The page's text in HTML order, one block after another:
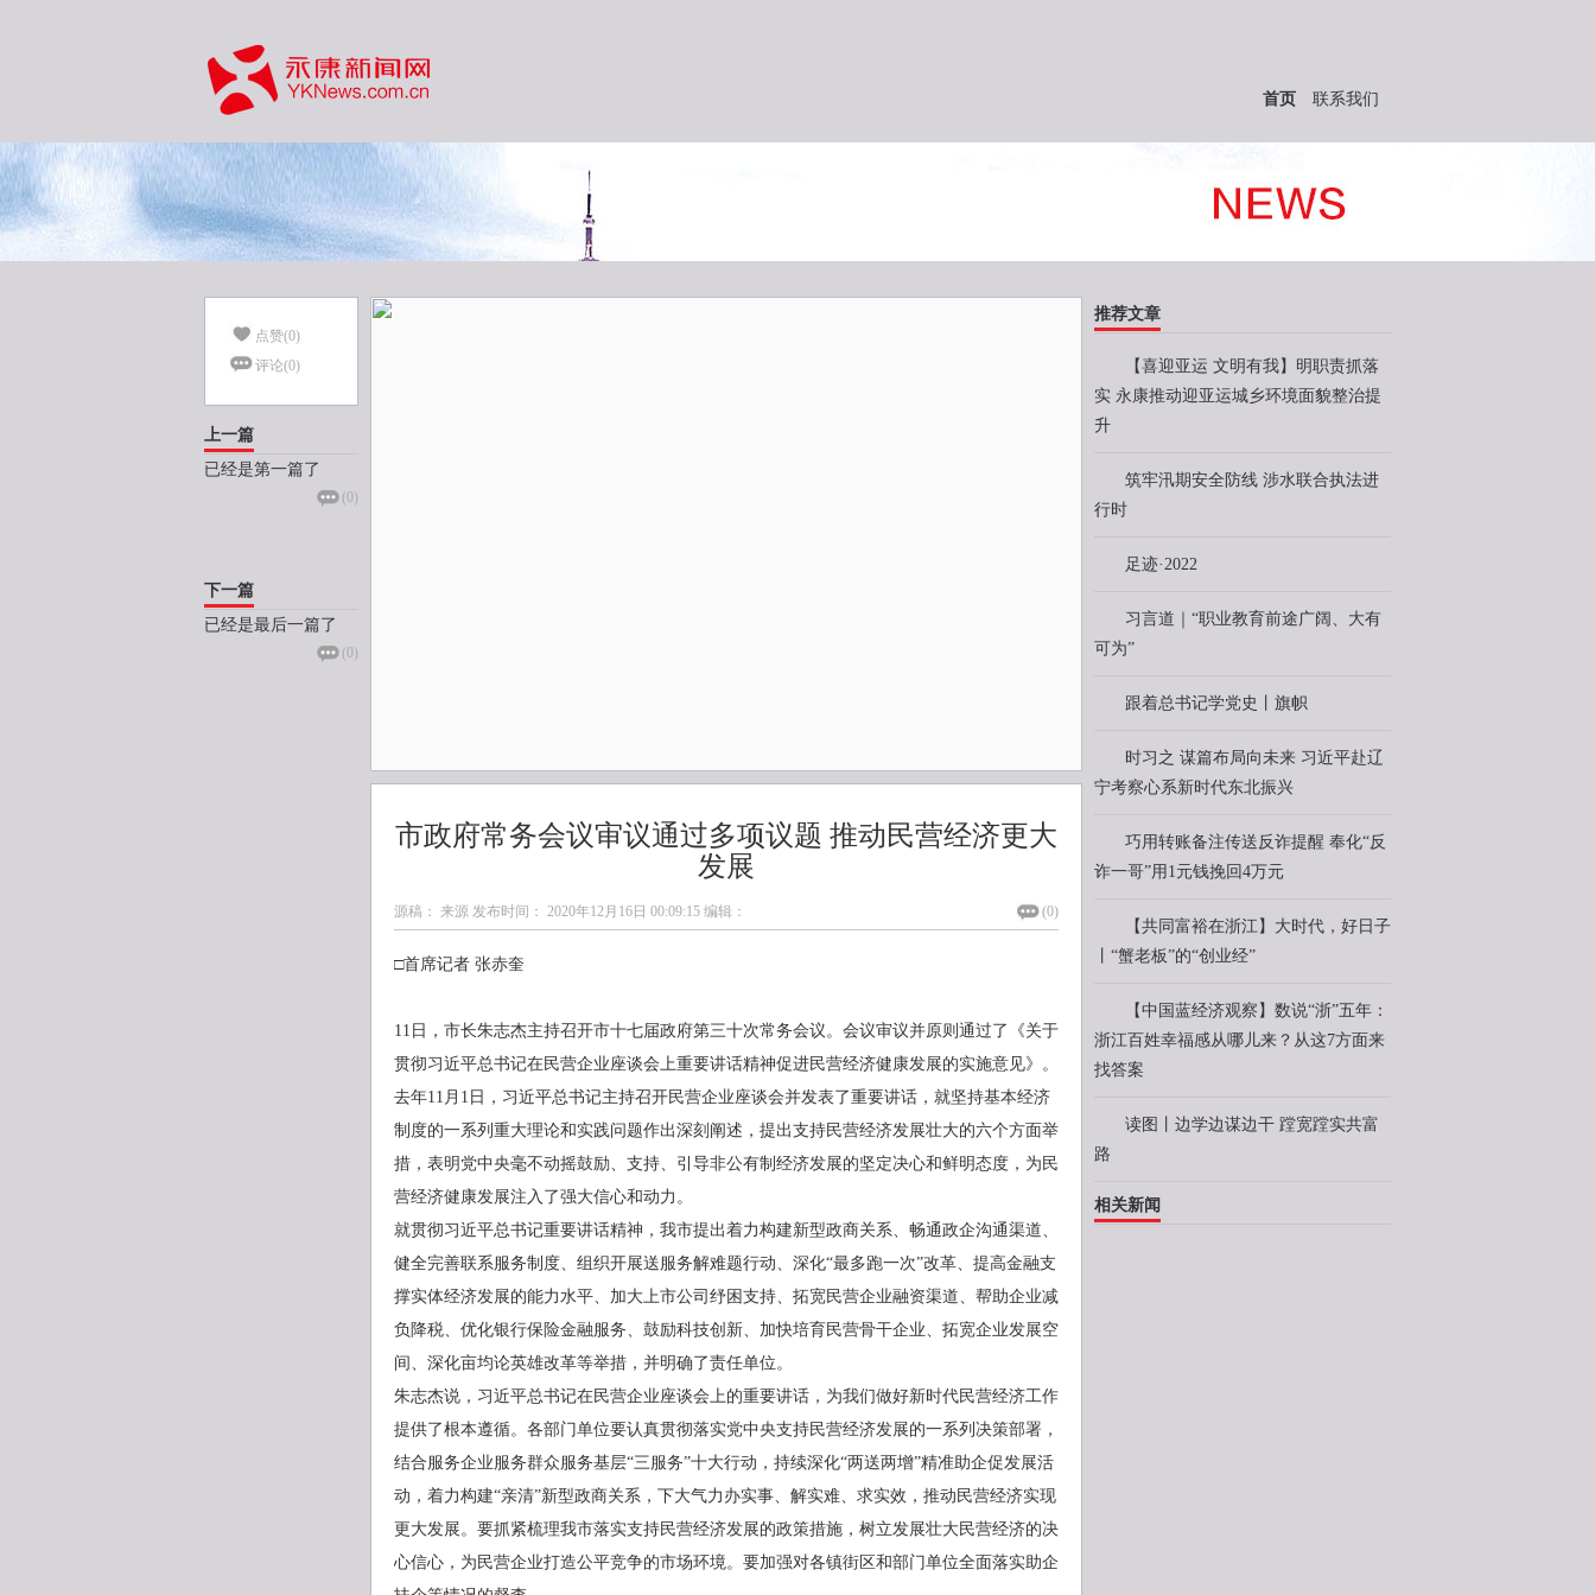
首页 联系我们
点赞(0)
评论(0)
上一篇
已经是第一篇了
(0)
下一篇
已经是最后一篇了
(0)
市政府常务会议审议通过多项议题 ​推动民营经济更大
发展
源稿： 来源 发布时间： 2020年12月16日 00:09:15 编辑： (0)
□首席记者 张赤奎
11日，市长朱志杰主持召开市十七届政府第三十次常务会议。会议审议并原则通过了《关于
贯彻习近平总书记在民营企业座谈会上重要讲话精神促进民营经济健康发展的实施意见》。
去年11月1日，习近平总书记主持召开民营企业座谈会并发表了重要讲话，就坚持基本经济
制度的一系列重大理论和实践问题作出深刻阐述，提出支持民营经济发展壮大的六个方面举
措，表明党中央毫不动摇鼓励、支持、引导非公有制经济发展的坚定决心和鲜明态度，为民
营经济健康发展注入了强大信心和动力。
就贯彻习近平总书记重要讲话精神，我市提出着力构建新型政商关系、畅通政企沟通渠道、
健全完善联系服务制度、组织开展送服务解难题行动、深化“最多跑一次”改革、提高金融支
撑实体经济发展的能力水平、加大上市公司纾困支持、拓宽民营企业融资渠道、帮助企业减
负降税、优化银行保险金融服务、鼓励科技创新、加快培育民营骨干企业、拓宽企业发展空
间、深化亩均论英雄改革等举措，并明确了责任单位。
朱志杰说，习近平总书记在民营企业座谈会上的重要讲话，为我们做好新时代民营经济工作
提供了根本遵循。各部门单位要认真贯彻落实党中央支持民营经济发展的一系列决策部署，
结合服务企业服务群众服务基层“三服务”十大行动，持续深化“两送两增”精准助企促发展活
动，着力构建“亲清”新型政商关系，下大气力办实事、解实难、求实效，推动民营经济实现
更大发展。要抓紧梳理我市落实支持民营经济发展的政策措施，树立发展壮大民营经济的决
心信心，为民营企业打造公平竞争的市场环境。要加强对各镇街区和部门单位全面落实助企
推荐文章
【喜迎亚运 文明有我】明职责抓落
实 永康推动迎亚运城乡环境面貌整治提
升
筑牢汛期安全防线 涉水联合执法进
行时
足迹·2022
习言道｜“职业教育前途广阔、大有
可为”
跟着总书记学党史丨旗帜
时习之 谋篇布局向未来 习近平赴辽
宁考察心系新时代东北振兴
巧用转账备注传送反诈提醒 奉化“反
诈一哥”用1元钱挽回4万元
【共同富裕在浙江】大时代，好日子
丨“蟹老板”的“创业经”
【中国蓝经济观察】数说“浙”五年：
浙江百姓幸福感从哪儿来？从这7方面来
找答案
读图丨边学边谋边干 蹚宽蹚实共富
路
相关新闻